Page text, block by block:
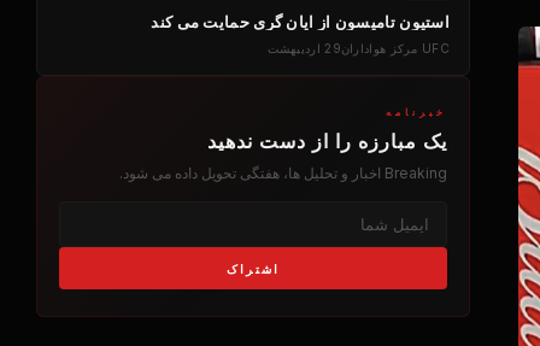
استیون تامپسون از ایان گری حمایت می کند
UFC مرکز هواداران29 اردیبهشت
خبرنامه
یک مبارزه را از دست ندهید
Breaking اخبار و تحلیل ها، هفتگی تحویل داده می شود.
اشتراک